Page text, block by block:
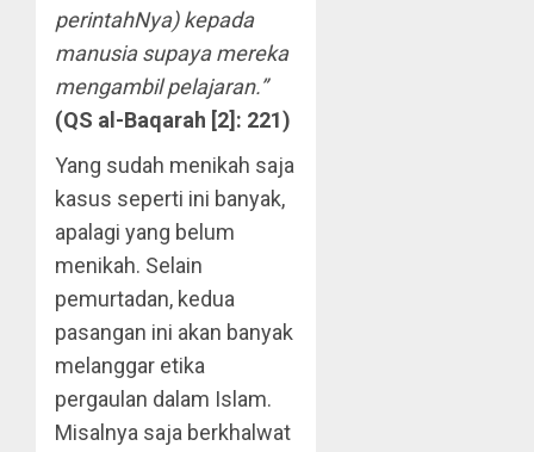
perintahNya) kepada
manusia supaya mereka
mengambil pelajaran.”
(QS al-Baqarah [2]: 221)
Yang sudah menikah saja
kasus seperti ini banyak,
apalagi yang belum
menikah. Selain
pemurtadan, kedua
pasangan ini akan banyak
melanggar etika
pergaulan dalam Islam.
Misalnya saja berkhalwat